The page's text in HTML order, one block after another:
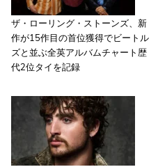
ザ・ローリング・ストーンズ、新
作が15作目の首位獲得でビートル
ズと並ぶ全英アルバムチャート歴
代2位タイを記録